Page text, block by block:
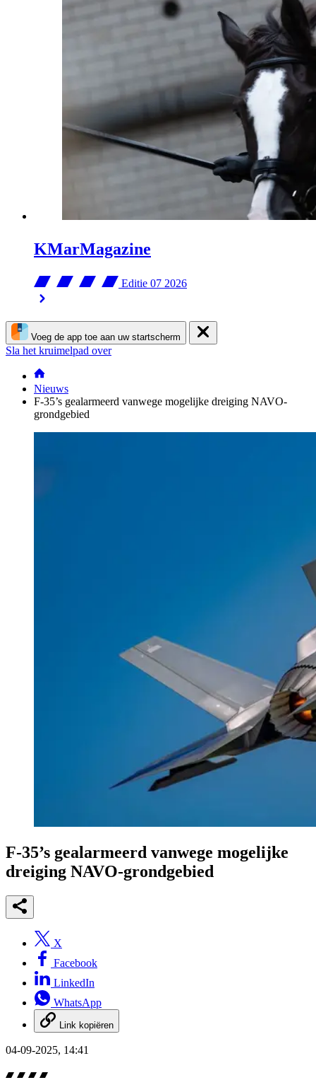
KMarMagazine
Editie 07 2026
Voeg de app toe aan uw startscherm
Sla het kruimelpad over
Nieuws
F-35’s gealarmeerd vanwege mogelijke dreiging NAVO-
grondgebied
F-35’s gealarmeerd vanwege mogelijke
dreiging NAVO-grondgebied
X
Facebook
LinkedIn
WhatsApp
Link kopiëren
04-09-2025, 14:41